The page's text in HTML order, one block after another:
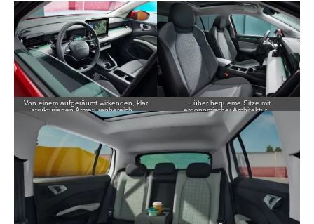
Von einem aufgeräumt wirkenden, klar
strukturierten Armaturenbereich…
…über bequeme Sitze mit
ergonomischer Architektur…